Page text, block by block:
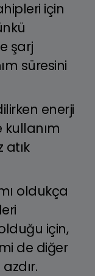
için
şarj
süresini
enerji
oldukça
için,
de diğer